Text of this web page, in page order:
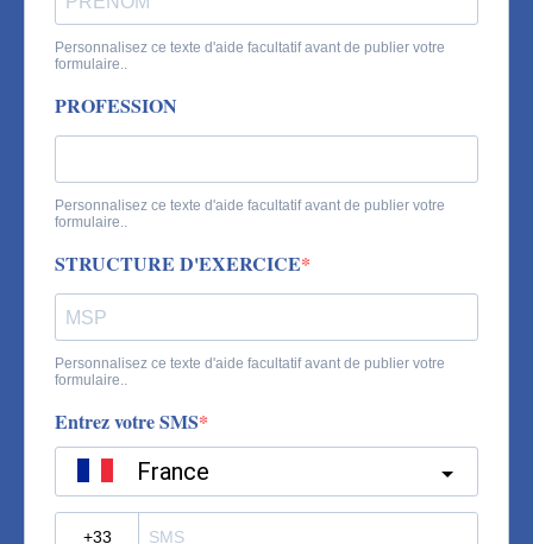
Personnalisez ce texte d'aide facultatif avant de publier votre
formulaire..
PROFESSION
Personnalisez ce texte d'aide facultatif avant de publier votre
formulaire..
STRUCTURE D'EXERCICE
Personnalisez ce texte d'aide facultatif avant de publier votre
formulaire..
Entrez votre SMS
France